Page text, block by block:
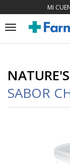
MI
Toggle
SABOR